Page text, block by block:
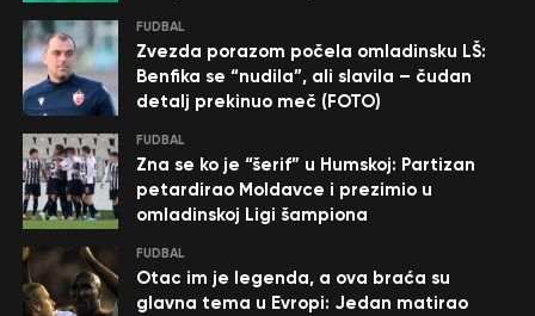
FUDBAL
Zvezda porazom počela omladinsku LŠ:
Benfika se “nudila”, ali slavila – čudan
detalj prekinuo meč (FOTO)
FUDBAL
Zna se ko je “šerif” u Humskoj: Partizan
petardirao Moldavce i prezimio u
omladinskoj Ligi šampiona
FUDBAL
Otac im je legenda, a ova braća su
glavna tema u Evropi: Jedan matirao